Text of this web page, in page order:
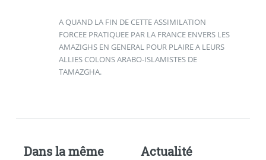
A QUAND LA FIN DE CETTE ASSIMILATION
FORCEE PRATIQUEE PAR LA FRANCE ENVERS LES
AMAZIGHS EN GENERAL POUR PLAIRE A LEURS
ALLIES COLONS ARABO-ISLAMISTES DE
TAMAZGHA.
Dans la même
Actualité